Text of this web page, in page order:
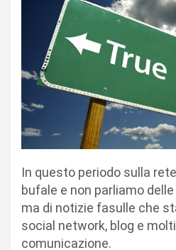
In questo periodo sulla
bufale e non parliamo
ma di notizie fasulle che
social network, blog e
comunicazione.